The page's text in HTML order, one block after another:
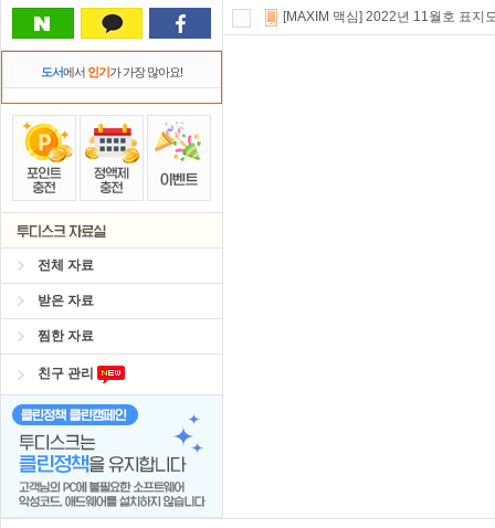
도서에서 인기가 가장 많아요!
전체 자료
받은 자료
찜한 자료
친구 관리
정액제할인쿠폰 사용방법안내
[MAXIM 맥심] 2022년 11월호 표지